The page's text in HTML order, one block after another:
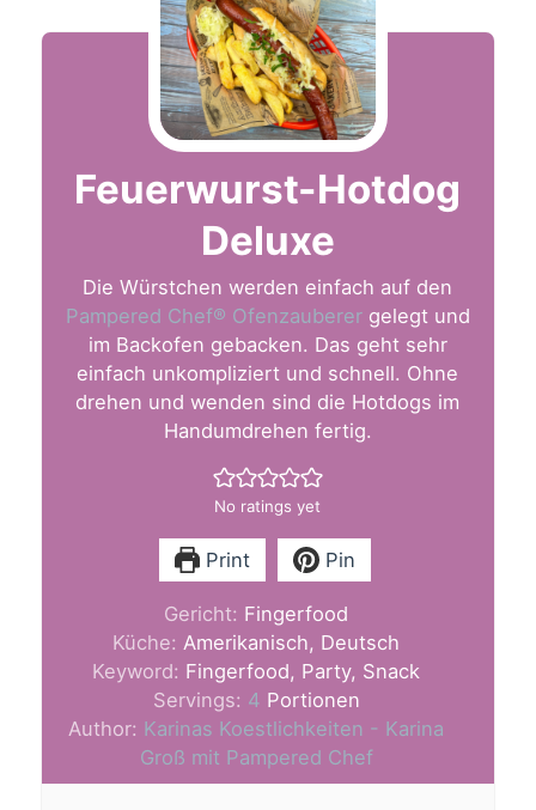
Feuerwurst-Hotdog
Deluxe
Die Würstchen werden einfach auf den
Pampered Chef® Ofenzauberergelegt und
im Backofen gebacken. Das geht sehr
einfach unkompliziert und schnell. Ohne
drehen und wenden sind die Hotdogs im
Handumdrehen fertig.
No ratings yet
Print Pin
Gericht: Fingerfood
Küche: Amerikanisch, Deutsch
Keyword: Fingerfood, Party, Snack
Servings: 4 Portionen
Author: Karinas Koestlichkeiten - Karina
Groß mit Pampered Chef